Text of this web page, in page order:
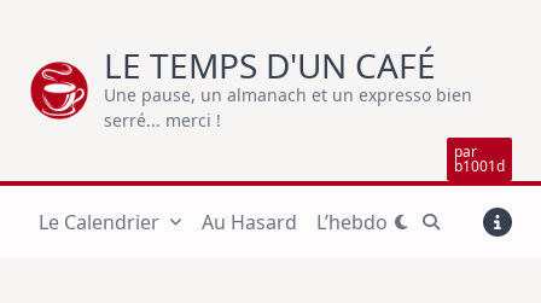
content
LE TEMPS D'UN CAFÉ
Une pause, un almanach et un expresso bien
serré... merci !
par
b1001d
Le Calendrier Au Hasard L’hebdo